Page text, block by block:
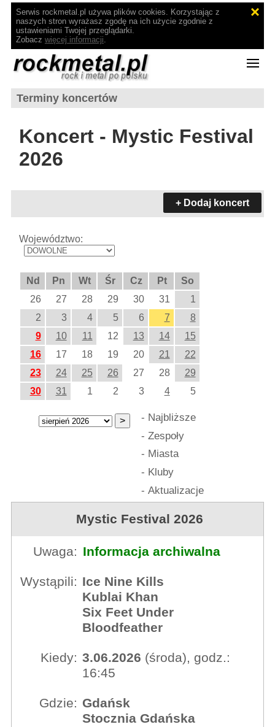
Serwis rockmetal.pl używa plików cookies. Korzystając z
naszych stron wyrażasz zgodę na ich użycie zgodnie z
ustawieniami Twojej przeglądarki.
Zobacz więcej informacji.
Terminy koncertów
Koncert - Mystic Festival
2026
+ Dodaj koncert
Województwo:
Nd Pn Wt Śr Cz Pt
So
26
27 28 29 30 31
1
2
3 4 5 6 7
8
9
10 11 12 13 14
15
16
17 18 19 20 21
22
23
24 25 26 27 28
29
30
31 1 2 3 4 5
- Najbliższe
- Zespoły
- Miasta
- Kluby
- Aktualizacje
Mystic Festival 2026
Uwaga: Informacja archiwalna
Wystąpili: Ice Nine Kills
Kublai Khan
Six Feet Under
Bloodfeather
Kiedy: 3.06.2026 (środa), godz.:
16:45
Gdzie: Gdańsk
Stocznia Gdańska